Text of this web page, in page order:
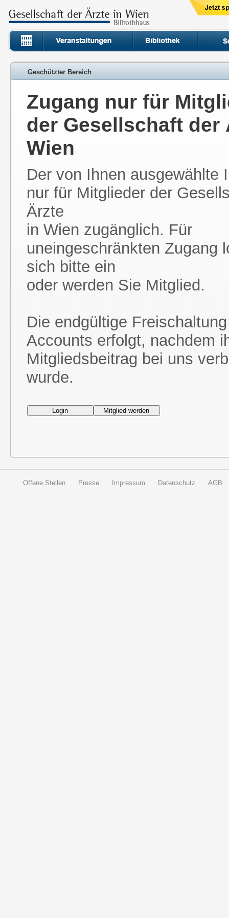
Geschützter Bereich
Zugang nur für
der Gesellschaft der
Wien
Der von Ihnen ausgewählte
nur für Mitglieder der
Ärzte
in Wien zugänglich. Für
uneingeschränkten Zugang
sich bitte ein
oder werden Sie Mitglied.
Die endgültige
Accounts erfolgt, nachdem
Mitgliedsbeitrag bei uns
wurde.
Offene Stellen Presse Impressum Datenschutz AGB